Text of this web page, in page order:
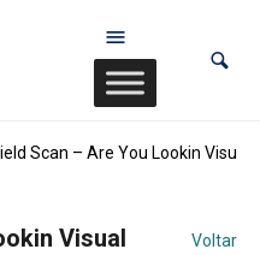
Scan – Are You Lookin Visual
Visual Voltar